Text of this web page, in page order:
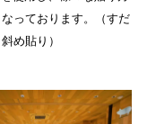
っております。（すだ
め貼り）